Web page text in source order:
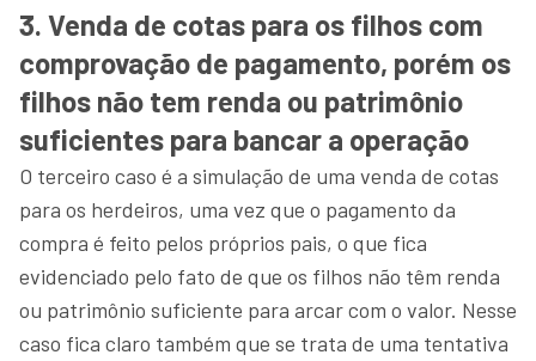
3. Venda de cotas para os filhos com
comprovação de pagamento, porém os
filhos não tem renda ou patrimônio
suficientes para bancar a operação
O terceiro caso é a simulação de uma venda de cotas
para os herdeiros, uma vez que o pagamento da
compra é feito pelos próprios pais, o que fica
evidenciado pelo fato de que os filhos não têm renda
ou patrimônio suficiente para arcar com o valor. Nesse
caso fica claro também que se trata de uma tentativa